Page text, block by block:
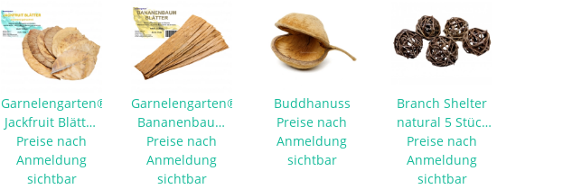
Garnelengarten®
Jackfruit Blätter
10 Stück
Preise nach
Anmeldung
sichtbar
Garnelengarten®
Bananenbaum
Blätter 10 Stück
Preise nach
Anmeldung
sichtbar
Buddhanuss
Preise nach
Anmeldung
sichtbar
Branch Shelter
natural 5 Stück
S
Preise nach
Anmeldung
sichtbar